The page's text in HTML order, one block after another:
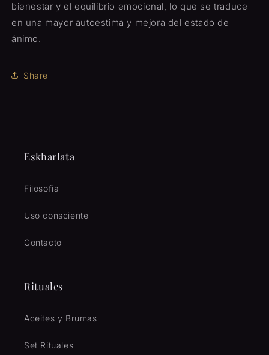
bienestar y el equilibrio emocional, lo que se traduce
en una mayor autoestima y mejora del estado de
ánimo.
Share
Eskharlata
Filosofia
Uso consciente
Contacto
Rituales
Aceites y Brumas
Set Rituales